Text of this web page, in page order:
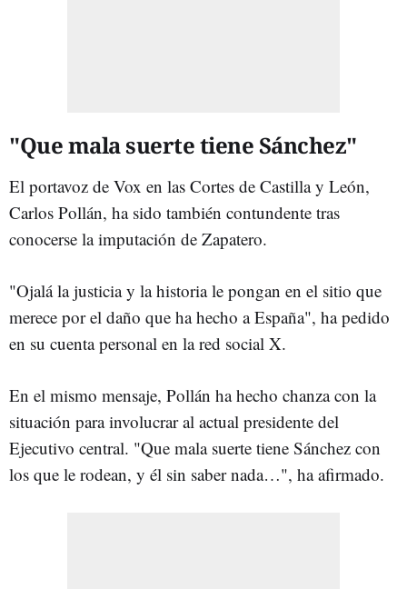
"Que mala suerte tiene Sánchez"
El portavoz de Vox en las Cortes de Castilla y León,
Carlos Pollán, ha sido también contundente tras
conocerse la imputación de Zapatero.
"Ojalá la justicia y la historia le pongan en el sitio que
merece por el daño que ha hecho a España", ha pedido
en su cuenta personal en la red social X.
En el mismo mensaje, Pollán ha hecho chanza con la
situación para involucrar al actual presidente del
Ejecutivo central. "Que mala suerte tiene Sánchez con
los que le rodean, y él sin saber nada…", ha afirmado.